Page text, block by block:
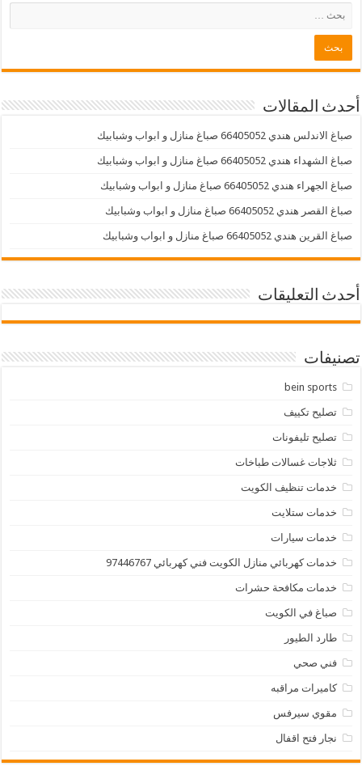
أحدث المقالات
صباغ الاندلس هندي 66405052 صباغ منازل و ابواب وشبابيك
صباغ الشهداء هندي 66405052 صباغ منازل و ابواب وشبابيك
صباغ الجهراء هندي 66405052 صباغ منازل و ابواب وشبابيك
صباغ القصر هندي 66405052 صباغ منازل و ابواب وشبابيك
صباغ القرين هندي 66405052 صباغ منازل و ابواب وشبابيك
أحدث التعليقات
تصنيفات
bein sports
تصليح تكييف
تصليح تليفونات
ثلاجات غسالات طباخات
خدمات تنظيف الكويت
خدمات ستلايت
خدمات سيارات
خدمات كهربائي منازل الكويت فني كهربائي 97446767
خدمات مكافحة حشرات
صباغ في الكويت
طارد الطيور
فني صحي
كاميرات مراقبه
مقوي سيرفس
نجار فتح اقفال